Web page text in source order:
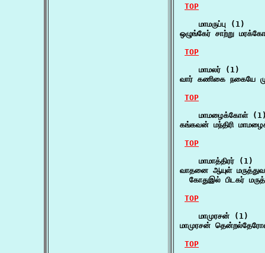
TOP
    மாமருப்பு (1)
ஒழுங்கேர் சாற்று
TOP
    மாமலர் (1)
வார் கணிகை நகையே
TOP
மாமழைக்கோள்
கங்கவன் மந்திரி
TOP
    மாமாத்திரர் (1)
வாதனை ஆயுள்
கோதுஇல் பிடகர்
TOP
    மாமுரசன் (1)
மாமுரசன்
TOP